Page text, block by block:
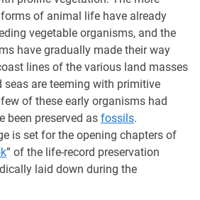
of animal life have already
vegetable organisms, and the
have gradually made their way
lines of the various land masses
are teeming with primitive
of these early organisms had
been preserved as fossils.
is set for the opening chapters of
” of the life-record preservation
laid down during the